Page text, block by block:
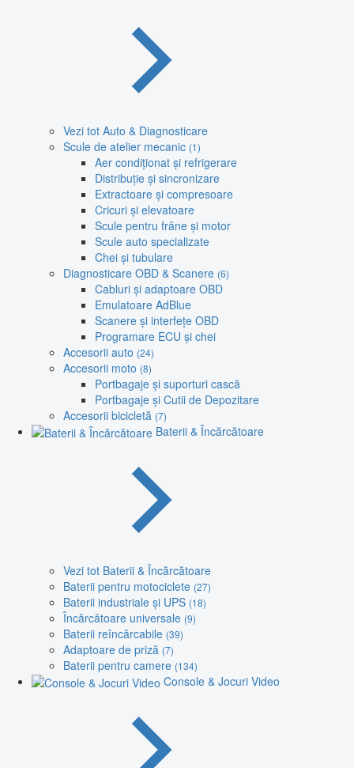
Vezi tot Auto & Diagnosticare
Scule de atelier mecanic (1)
Aer condiționat și refrigerare
Distribuție și sincronizare
Extractoare și compresoare
Cricuri și elevatoare
Scule pentru frâne și motor
Scule auto specializate
Chei și tubulare
Diagnosticare OBD & Scanere (6)
Cabluri și adaptoare OBD
Emulatoare AdBlue
Scanere și interfețe OBD
Programare ECU și chei
Accesorii auto (24)
Accesorii moto (8)
Portbagaje și suporturi cască
Portbagaje și Cutii de Depozitare
Accesorii bicicletă (7)
Baterii & Încărcătoare
Vezi tot Baterii & Încărcătoare
Baterii pentru motociclete (27)
Baterii industriale și UPS (18)
Încărcătoare universale (9)
Baterii reîncărcabile (39)
Adaptoare de priză (7)
Baterii pentru camere (134)
Console & Jocuri Video